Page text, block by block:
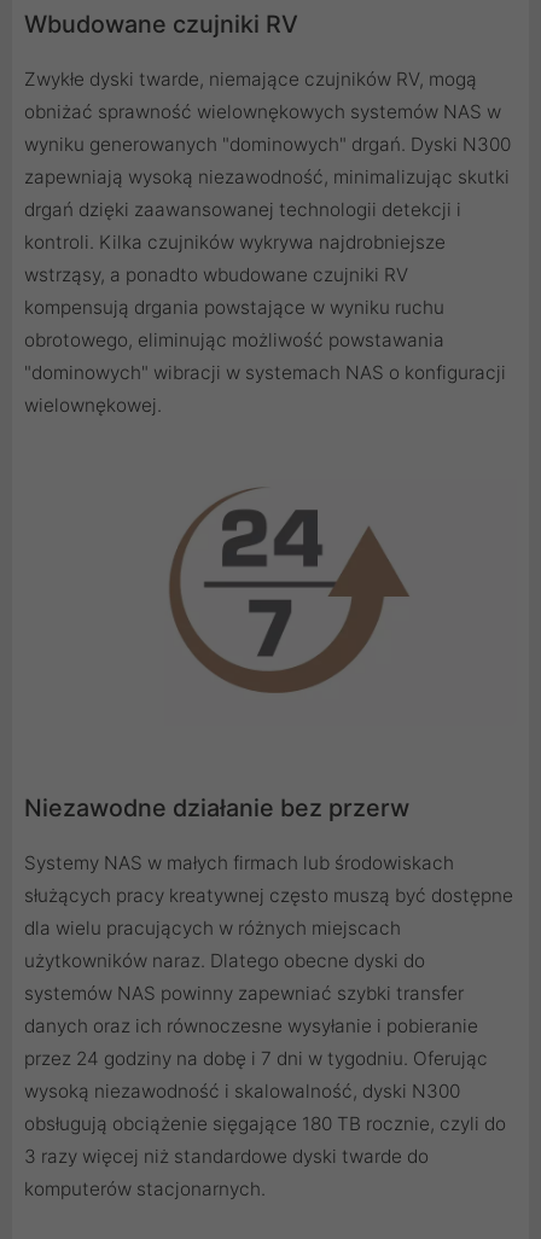
Wbudowane czujniki RV
Zwykłe dyski twarde, niemające czujników RV, mogą
obniżać sprawność wielownękowych systemów NAS w
wyniku generowanych "dominowych" drgań. Dyski N300
zapewniają wysoką niezawodność, minimalizując skutki
drgań dzięki zaawansowanej technologii detekcji i
kontroli. Kilka czujników wykrywa najdrobniejsze
wstrząsy, a ponadto wbudowane czujniki RV
kompensują drgania powstające w wyniku ruchu
obrotowego, eliminując możliwość powstawania
"dominowych" wibracji w systemach NAS o konfiguracji
wielownękowej.
Niezawodne działanie bez przerw
Systemy NAS w małych firmach lub środowiskach
służących pracy kreatywnej często muszą być dostępne
dla wielu pracujących w różnych miejscach
użytkowników naraz. Dlatego obecne dyski do
systemów NAS powinny zapewniać szybki transfer
danych oraz ich równoczesne wysyłanie i pobieranie
przez 24 godziny na dobę i 7 dni w tygodniu. Oferując
wysoką niezawodność i skalowalność, dyski N300
obsługują obciążenie sięgające 180 TB rocznie, czyli do
3 razy więcej niż standardowe dyski twarde do
komputerów stacjonarnych.